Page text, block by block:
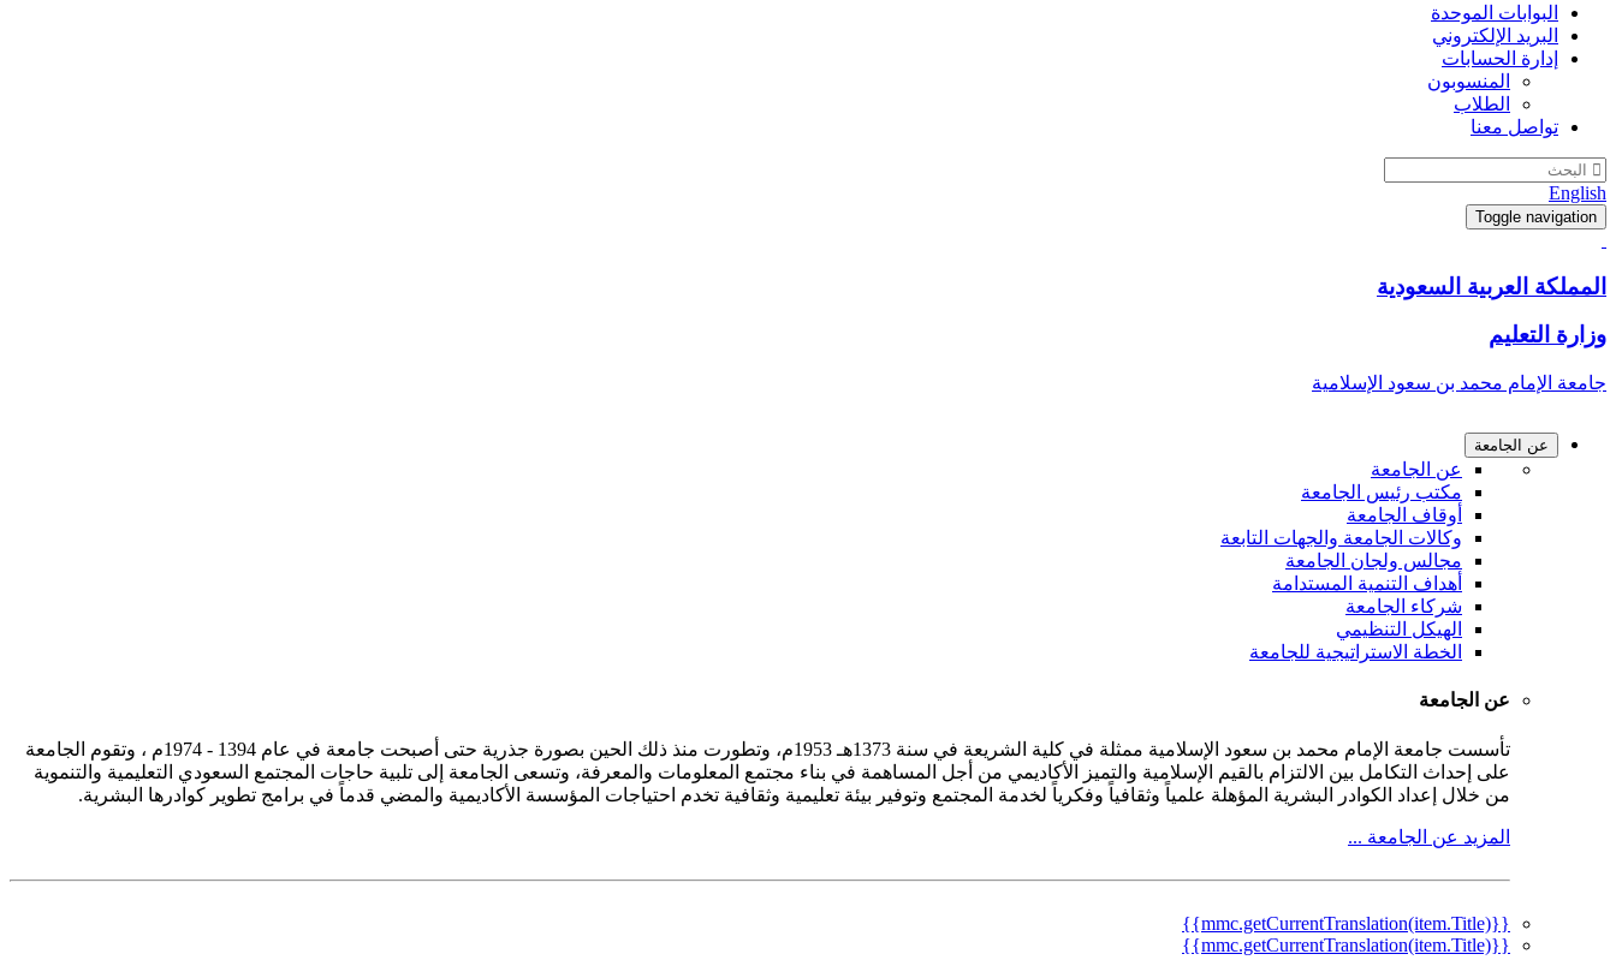
البوابات الموحدة
البريد الإلكتروني
إدارة الحسابات
المنسوبون
الطلاب
تواصل معنا
English
Toggle navigation
المملكة العربية السعودية
وزارة التعليم
جامعة الإمام محمد بن سعود الإسلامية
عن الجامعة
عن الجامعة
مكتب رئيس الجامعة
أوقاف الجامعة
وكالات الجامعة والجهات التابعة
مجالس ولجان الجامعة
أهداف التنمية المستدامة
شركاء الجامعة
الهيكل التنظيمي
الخطة الاستراتيجية للجامعة
عن الجامعة
تأسست جامعة الإمام محمد بن سعود الإسلامية ممثلة في كلية الشريعة في سنة 1373هـ 1953م، وتطورت منذ ذلك الحين بصورة جذرية حتى أصبحت جامعة في عام 1394 - 1974م ، وتقوم الجامعة
على إحداث التكامل بين الالتزام بالقيم الإسلامية والتميز الأكاديمي من أجل المساهمة في بناء مجتمع المعلومات والمعرفة، وتسعى الجامعة إلى تلبية حاجات المجتمع السعودي التعليمية والتنموية
من خلال إعداد الكوادر البشرية المؤهلة علمياً وثقافياً وفكرياً لخدمة المجتمع وتوفير بيئة تعليمية وثقافية تخدم احتياجات المؤسسة الأكاديمية والمضي قدماً في برامج تطوير كوادرها البشرية.
المزيد عن الجامعة ...
{{mmc.getCurrentTranslation(item.Title)}}
{{mmc.getCurrentTranslation(item.Title)}}